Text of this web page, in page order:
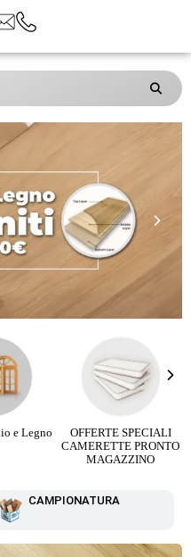
Parquet Maxi Plancia 3
Strip da 12,90 €
CAMPIONATURA